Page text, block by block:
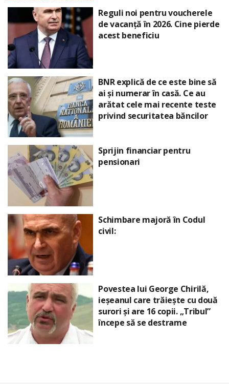
Reguli noi pentru voucherele
de vacanță în 2026. Cine pierde
acest beneficiu
BNR explică de ce este bine să
ai și numerar în casă. Ce au
arătat cele mai recente teste
privind securitatea băncilor
Sprijin financiar pentru
pensionari
Schimbare majoră în Codul
civil:
Povestea lui George Chirilă,
ieșeanul care trăiește cu două
surori și are 16 copii. „Tribul”
începe să se destrame